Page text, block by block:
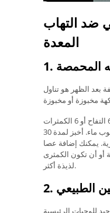
ضد التهاب
المعدة
المحمصة
بعد الظهر هو تناول
وضع على ورقة الخبز 6 التفاح أو 6 الكمثرات
مرتبة جنبا إلى جنب وإضافة 3/4 كوب ماء. أخبز لمدة 30
يمكنك إضافة عصا
أو أن تكون الكمثرى
لذيذة أكثر.
الطبيعي